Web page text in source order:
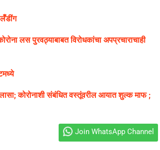
लस पुरवठ्याबाबत विरोधकांचा अपप्रचाराचाही
कोरोनाशी संबंधित वस्तूंवरील आयात शुल्क माफ ;
Join WhatsApp Channel